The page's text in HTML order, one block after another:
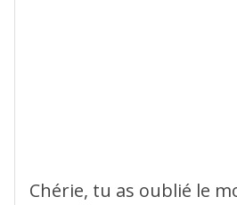
Chérie, tu as oublié le